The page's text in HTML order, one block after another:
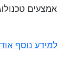
אמצעים
למידע נוסף